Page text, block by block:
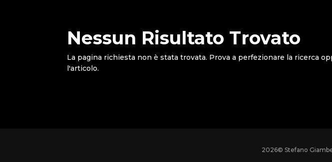
Nessun Risultato Trovato
La pagina richiesta non è stata trovata. Prova a perfezionare la ricerca
l'articolo.
2026© Stefano